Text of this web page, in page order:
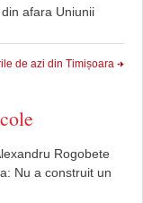
afara Uniunii
de azi din Timișoara
Rogobete
Nu a construit un